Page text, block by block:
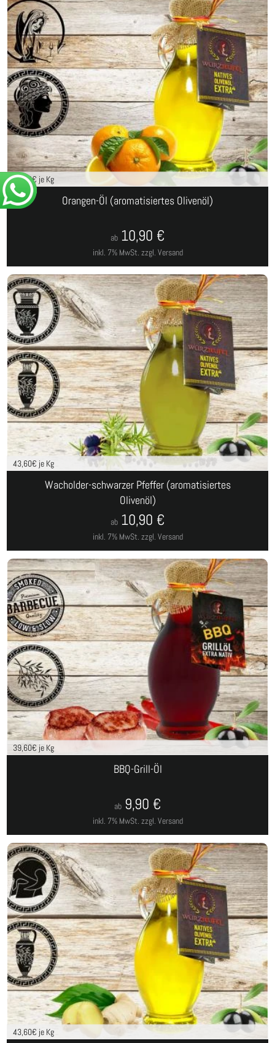
43,60€ je Kg
Orangen-Öl (aromatisiertes Olivenöl)
inkl. 7% MwSt. zzgl. Versand
ab 10,90 €
43,60€ je Kg
Wacholder-schwarzer Pfeffer (aromatisiertes
Olivenöl)
inkl. 7% MwSt. zzgl. Versand
ab 10,90 €
39,60€ je Kg
BBQ-Grill-Öl
inkl. 7% MwSt. zzgl. Versand
ab 9,90 €
43,60€ je Kg